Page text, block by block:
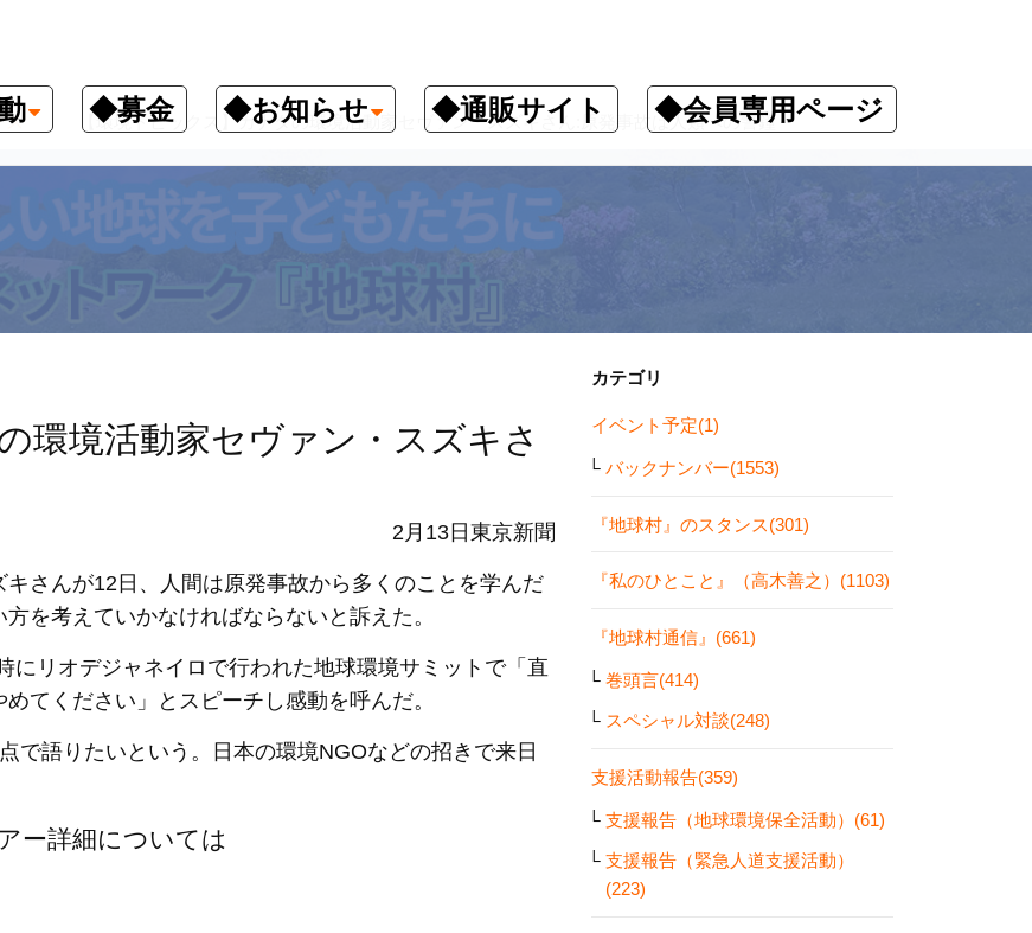
◆募金 ◆お知らせ ◆通販サイト ◆会員専用ページ
ス 【環境トピックス】カナダの環境活動家セヴァン・スズキさん:原発事故は人類への警鐘
環境活動家セヴァン・スズキさ
2月13日東京新聞
さんが12日、人間は原発事故から多くのことを学んだ
を考えていかなければならないと訴えた。
にリオデジャネイロで行われた地球環境サミットで「直
てください」とスピーチし感動を呼んだ。
で語りたいという。日本の環境NGOなどの招きで来日
ー詳細については
カテゴリ
イベント予定(1)
バックナンバー(1553)
『地球村』のスタンス(301)
『私のひとこと』（高木善之）(1103)
『地球村通信』(661)
巻頭言(414)
スペシャル対談(248)
支援活動報告(359)
支援報告（地球環境保全活動）(61)
支援報告（緊急人道支援活動）
(223)